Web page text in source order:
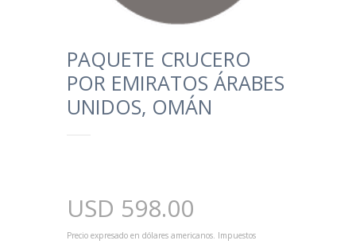
PAQUETE CRUCERO
POR EMIRATOS ÁRABES
UNIDOS, OMÁN
USD 598.00
Precio expresado en dólares americanos. Impuestos